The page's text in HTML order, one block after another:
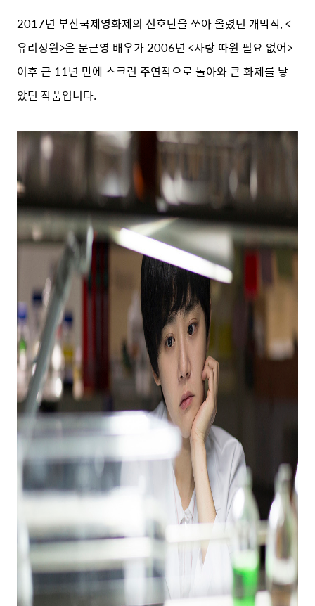
2017년 부산국제영화제의 신호탄을 쏘아 올렸던 개막작, <
유리정원>은 문근영 배우가 2006년 <사랑 따윈 필요 없어>
이후 근 11년 만에 스크린 주연작으로 돌아와 큰 화제를 낳
았던 작품입니다.